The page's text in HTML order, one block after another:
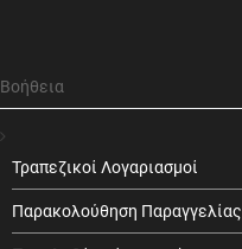
Βοήθεια
Τραπεζικοί Λογαριασμοί
Παρακολούθηση Παραγγελίας